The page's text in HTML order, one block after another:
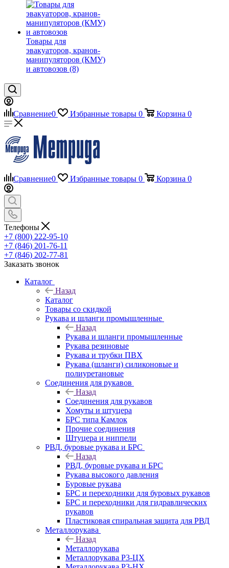
Товары для
эвакуаторов, кранов-
манипуляторов (КМУ)
и автовозов (8)
Сравнение0 Избранные товары 0 Корзина 0
Сравнение0 Избранные товары 0 Корзина 0
Телефоны
+7 (800) 222-95-10
+7 (846) 201-76-11
+7 (846) 202-77-81
Заказать звонок
Каталог
Назад
Каталог
Товары со скидкой
Рукава и шланги промышленные
Назад
Рукава и шланги промышленные
Рукава резиновые
Рукава и трубки ПВХ
Рукава (шланги) силиконовые и
полиуретановые
Соединения для рукавов
Назад
Соединения для рукавов
Хомуты и штуцера
БРС типа Камлок
Прочие соединения
Штуцера и ниппели
РВД, буровые рукава и БРС
Назад
РВД, буровые рукава и БРС
Рукава высокого давления
Буровые рукава
БРС и переходники для буровых рукавов
БРС и переходники для гидравлических
рукавов
Пластиковая спиральная защита для РВД
Металлорукава
Назад
Металлорукава
Металлорукава Р3-ЦХ